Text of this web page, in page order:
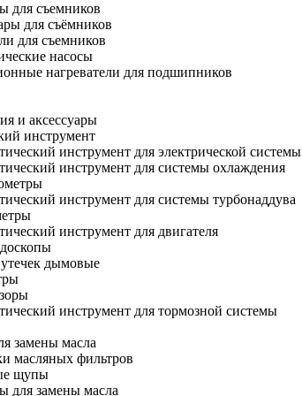
для съемников
для съёмников
для съемников
насосы
нагреватели для подшипников
и аксессуары
инструмент
инструмент для электрической системы
инструмент для системы охлаждения
инструмент для системы турбонаддува
инструмент для двигателя
дымовые
инструмент для тормозной системы
замены масла
масляных фильтров
щупы
для замены масла